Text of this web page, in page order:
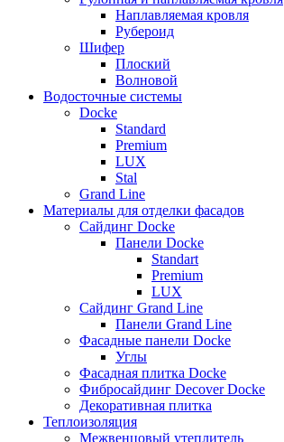
Наплавляемая кровля
Рубероид
Шифер
Плоский
Волновой
Водосточные системы
Docke
Standard
Premium
LUX
Stal
Grand Line
Материалы для отделки фасадов
Сайдинг Docke
Панели Docke
Standart
Premium
LUX
Сайдинг Grand Line
Панели Grand Line
Фасадные панели Docke
Углы
Фасадная плитка Docke
Фибросайдинг Decover Docke
Декоративная плитка
Теплоизоляция
Межвенцовый утеплитель